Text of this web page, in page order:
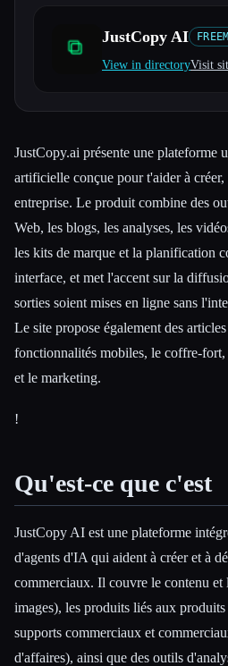
Comparer les outils
Esc
JustCopy AI
View in directoryVisit
JustCopy.ai présente une plateforme
artificielle conçue pour t'aider à
entreprise. Le produit combine des
Web, les blogs, les analyses, les
les kits de marque et la planification
interface, et met l'accent sur la
sorties soient mises en ligne sans
Le site propose également des
fonctionnalités mobiles, le coffre-
et le marketing.
!
Qu'est-ce que c'est
JustCopy AI est une plateforme
d'agents d'IA qui aident à créer et à
commerciaux. Il couvre le contenu et
images), les produits liés aux
supports commerciaux et
d'affaires), ainsi que des outils